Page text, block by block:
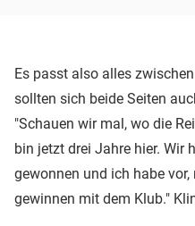
Es passt also alles
sollten sich beide Seiten
"Schauen wir mal, wo die
bin jetzt drei Jahre hier. Wir
gewonnen und ich habe
gewinnen mit dem Klub."